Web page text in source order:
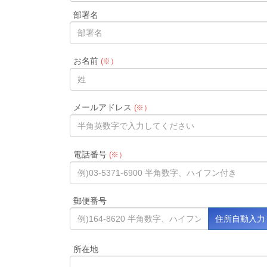
部署名
お名前(※）
メールアドレス (※）
電話番号(※）
郵便番号
所在地